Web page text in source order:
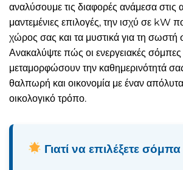
αναλύσουμε τις διαφορές ανάμεσα στις
μαντεμένιες επιλογές, την ισχύ σε kW
χώρος σας και τα μυστικά για τη σωστή
Ανακαλύψτε πώς οι ενεργειακές
μεταμορφώσουν την καθημερινότητά
θαλπωρή και οικονομία με έναν
οικολογικό τρόπο.
Γιατί να επιλέξετε